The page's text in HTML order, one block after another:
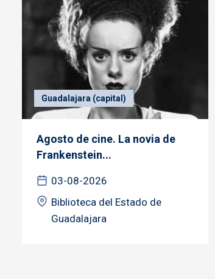
Guadalajara (capital)
Agosto de cine. La novia de
Frankenstein...
03-08-2026
Biblioteca del Estado de
Guadalajara